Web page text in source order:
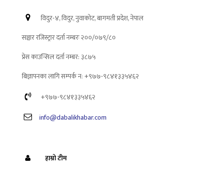
विदुर-४, विदुर, नुवाकोट, बागमती प्रदेश, नेपाल
सञ्चार रजिस्ट्रार दर्ता नम्बरः २००/०७९/८०
प्रेस काउन्सिल दर्ता नम्बर: ३८७५
बिज्ञापनका लागि सम्पर्क न: +९७७-९८४१३३५४६२
+९७७-९८४१३३५४६२
info@dabalikhabar.com
हाम्रो टीम